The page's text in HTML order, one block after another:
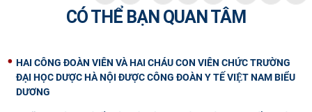
CÓ THỂ BẠN QUAN TÂM
HAI CÔNG ĐOÀN VIÊN VÀ HAI CHÁU CON VIÊN CHỨC TRƯỜNG
ĐẠI HỌC DƯỢC HÀ NỘI ĐƯỢC CÔNG ĐOÀN Y TẾ VIỆT NAM BIỂU
DƯƠNG